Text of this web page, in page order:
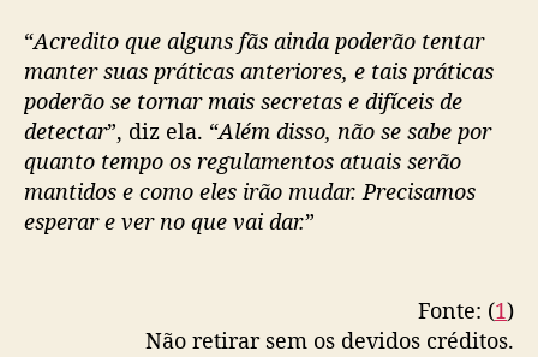
“Acredito que alguns fãs ainda poderão tentar
manter suas práticas anteriores, e tais práticas
poderão se tornar mais secretas e difíceis de
detectar”, diz ela. “Além disso, não se sabe por
quanto tempo os regulamentos atuais serão
mantidos e como eles irão mudar. Precisamos
esperar e ver no que vai dar.”
Fonte: (1)
Não retirar sem os devidos créditos.